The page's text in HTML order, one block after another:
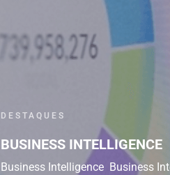
DESTAQUES
BUSINESS INTELLIGENCE
Business Intelligence Business